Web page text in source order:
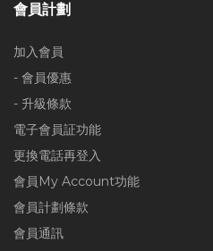
會員計劃
加入會員
- 會員優惠
- 升級條款
電子會員証功能
更換電話再登入
會員My Account功能
會員計劃條款
會員通訊